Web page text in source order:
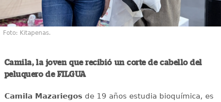
Foto: Kitapenas.
Camila, la joven que recibió un corte de cabello del
peluquero de FILGUA
Camila Mazariegosde 19 años estudia bioquímica, es